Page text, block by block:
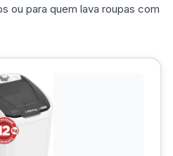
ou para quem lava roupas com